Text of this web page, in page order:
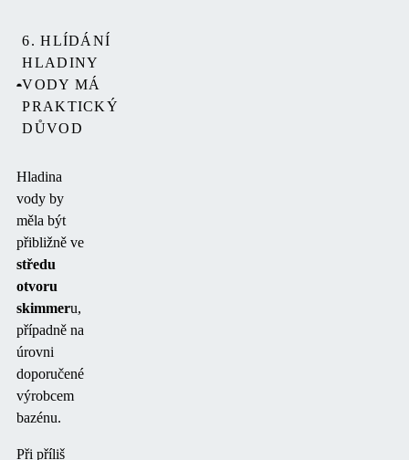
6. HLÍDÁNÍ
HLADINY
VODY MÁ
PRAKTICKÝ
DŮVOD
Hladina
vody by
měla být
přibližně ve
středu
otvoru
skimmeru,
případně na
úrovni
doporučené
výrobcem
bazénu.
Při příliš